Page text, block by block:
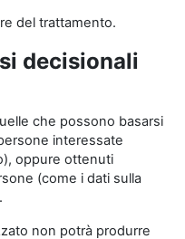
del trattamento.
decisionali
che possono basarsi
interessate
oppure ottenuti
(come i dati sulla
non potrà produrre